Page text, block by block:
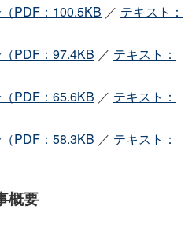
PDF：100.5KB ／ テキスト：
PDF：97.4KB ／ テキスト：
PDF：65.6KB ／ テキスト：
PDF：58.3KB ／ テキスト：
概要